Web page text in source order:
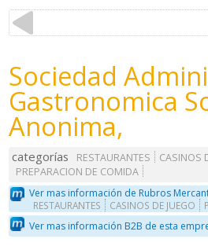
Sociedad
Gastronomica
Anonima,
categorías RESTAURANTES
CASINOS
PREPARACION DE COMIDA
Ver mas información de Rubros
RESTAURANTES CASINOS DE JUEGO
Ver mas información B2B de esta